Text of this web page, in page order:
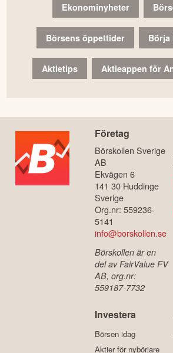
Ekonominyheter
Börsens öppettider Börja
Aktietips Aktieappen för
Företag
Börskollen Sverige
AB
Ekvägen 6
141 30 Huddinge
Sverige
Org.nr: 559236-
5141
info@borskollen.se
Börskollen är en
del av FairValue FV
AB, org.nr:
559187-7732
Investera
Börsen idag
Aktier för nybörjare